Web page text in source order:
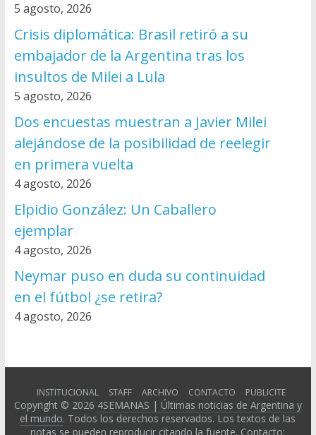
5 agosto, 2026
Crisis diplomática: Brasil retiró a su
embajador de la Argentina tras los
insultos de Milei a Lula
5 agosto, 2026
Dos encuestas muestran a Javier Milei
alejándose de la posibilidad de reelegir
en primera vuelta
4 agosto, 2026
Elpidio González: Un Caballero
ejemplar
4 agosto, 2026
Neymar puso en duda su continuidad
en el fútbol ¿se retira?
4 agosto, 2026
INSTITUCIONAL STAFF ARCHIVO CONTACTO PUBLICITE
Copyright © 2026 4SEMANAS | Últimas noticias de Argentina y
el mundo. Todos los derechos reservados. Los textos de las
notas se pueden reproducir citando la fuente. Contacto: